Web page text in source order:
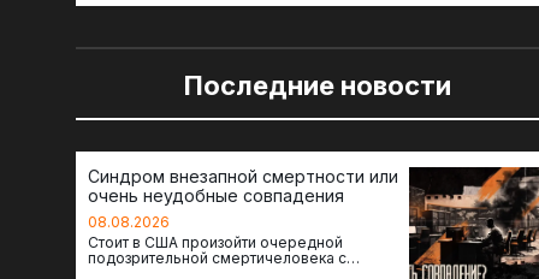
Последние новости
Синдром внезапной смертности или
очень неудобные совпадения
08.08.2026
Стоит в США произойти очередной
подозрительной смертичеловека с